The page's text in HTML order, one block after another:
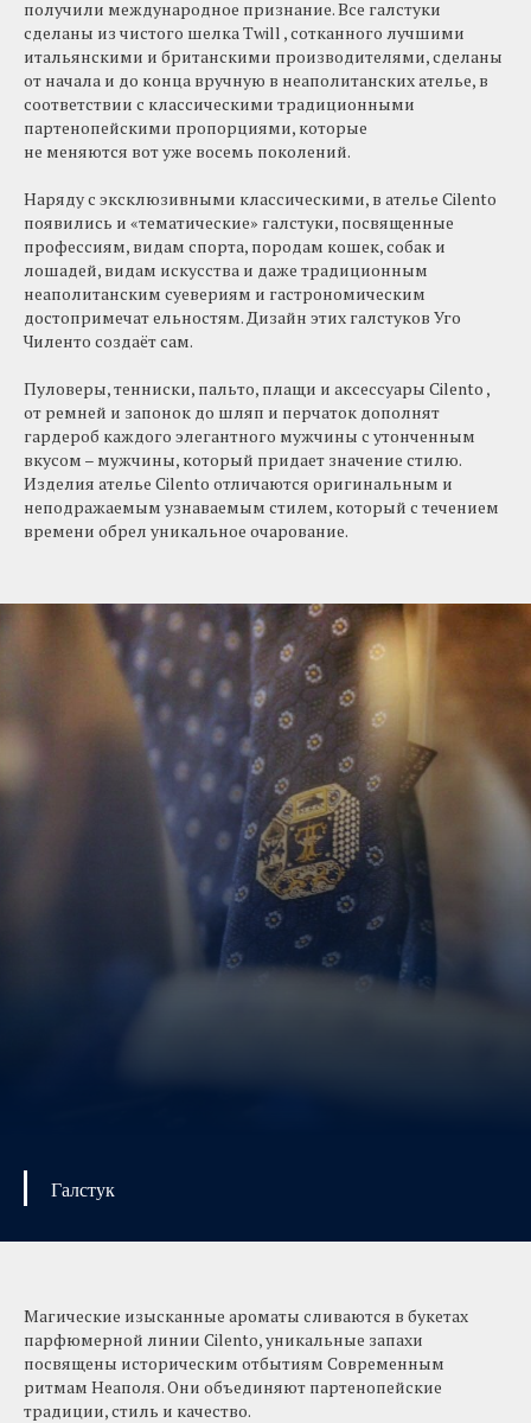
получили международное признание. Все галстуки
сделаны из чистого шелка Twill , сотканного лучшими
итальянскими и британскими производителями, сделаны
от начала и до конца вручную в неаполитанских ателье, в
соответствии с классическими традиционными
партенопейскими пропорциями, которые
не меняются вот уже восемь поколений.
Наряду с эксклюзивными классическими, в ателье Cilento
появились и «тематические» галстуки, посвященные
профессиям, видам спорта, породам кошек, собак и
лошадей, видам искусства и даже традиционным
неаполитанским суевериям и гастрономическим
достопримечат ельностям. Дизайн этих галстуков Уго
Чиленто создаёт сам.
Пуловеры, тенниски, пальто, плащи и аксессуары Cilento ,
от ремней и запонок до шляп и перчаток дополнят
гардероб каждого элегантного мужчины с утонченным
вкусом – мужчины, который придает значение стилю.
Изделия ателье Cilento отличаются оригинальным и
неподражаемым узнаваемым стилем, который с течением
времени обрел уникальное очарование.
Галстук
Магические изысканные ароматы сливаются в букетах
парфюмерной линии Cilentо, уникальные запахи
посвящены историческим отбытиям Современным
ритмам Неаполя. Они объединяют партенопейские
традиции, стиль и качество.